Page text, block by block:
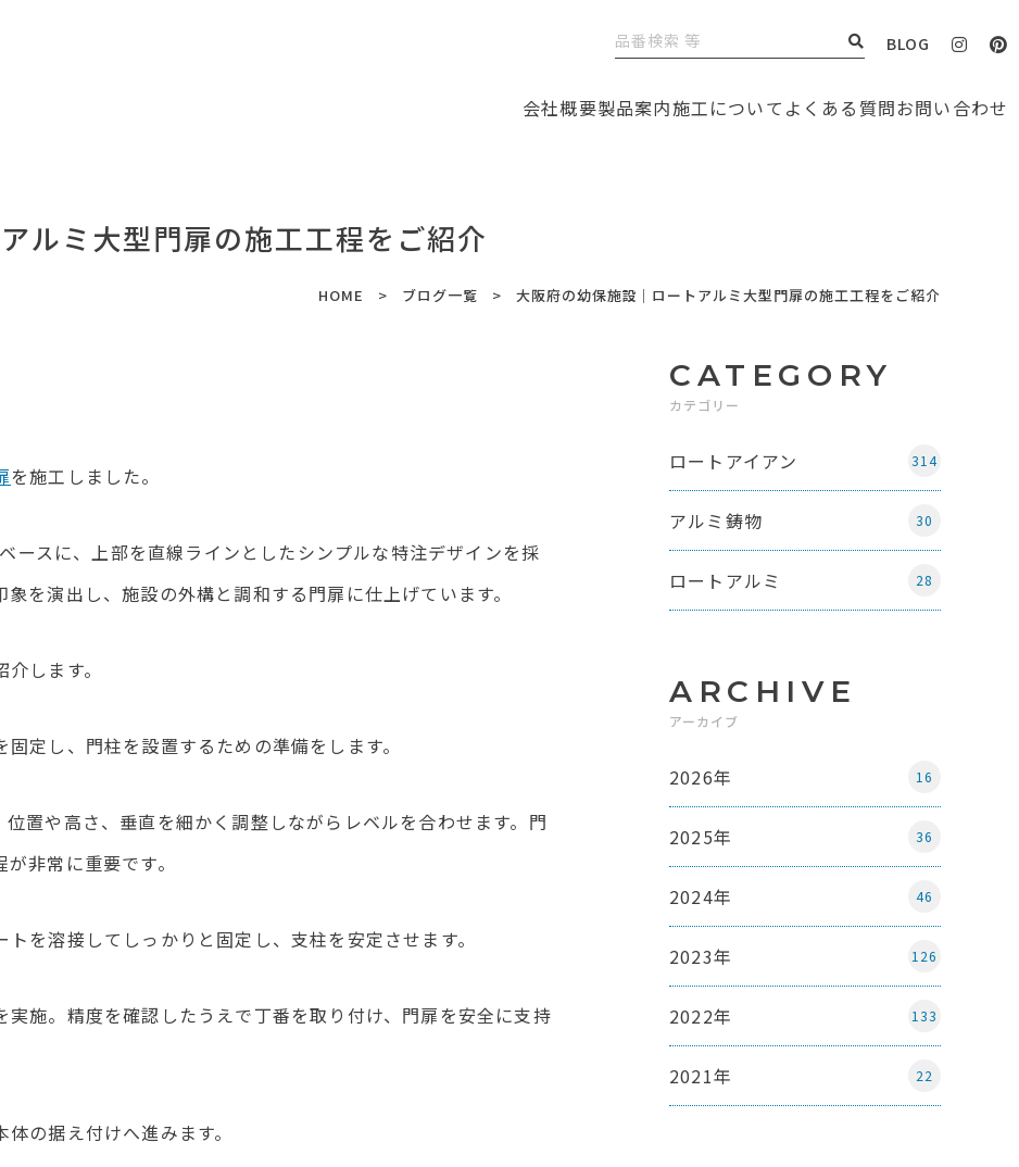
BLOG
会社概要製品案内施工について よくある質問お問い合わせ
ルミ大型門扉の施工工程をご紹介
HOME ブログ一覧 大阪府の幼保施設｜ロートアルミ大型門扉の施工工程をご紹介
を施工しました。
ースに、上部を直線ラインとしたシンプルな特注デザインを採
を演出し、施設の外構と調和する門扉に仕上げています。
します。
定し、門柱を設置するための準備をします。
置や高さ、垂直を細かく調整しながらレベルを合わせます。門
非常に重要です。
を溶接してしっかりと固定し、支柱を安定させます。
施。精度を確認したうえで丁番を取り付け、門扉を安全に支持
の据え付けへ進みます。
CATEGORY
カテゴリー
ロートアイアン 314
アルミ鋳物 30
ロートアルミ 28
ARCHIVE
アーカイブ
2026年 16
2025年 36
2024年 46
2023年 126
2022年 133
2021年 22